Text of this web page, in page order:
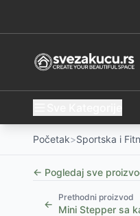
Početak>Sportska i
← Pogledaj sve
←
Prethodni proizvod
Mini Stepper sa